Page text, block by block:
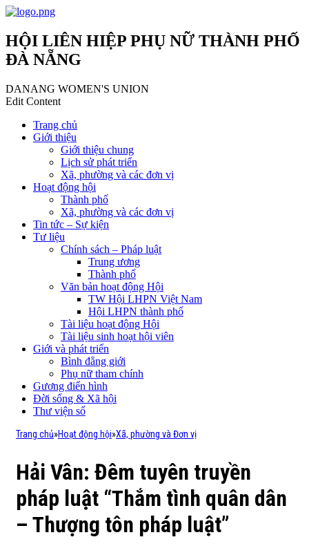
HỘI LIÊN HIỆP PHỤ NỮ THÀNH PHỐ
ĐÀ NẴNG
DANANG WOMEN'S UNION
Edit Content
Trang chủ
Giới thiệu
Giới thiệu chung
Lịch sử phát triển
Xã, phường và các đơn vị
Hoạt động hội
Thành phố
Xã, phường và các đơn vị
Tin tức – Sự kiện
Tư liệu
Chính sách – Pháp luật
Trung ương
Thành phố
Văn bản hoạt động Hội
TW Hội LHPN Việt Nam
Hội LHPN thành phố
Tài liệu hoạt động Hội
Tài liệu sinh hoạt hội viên
Giới và phát triển
Bình đẳng giới
Phụ nữ tham chính
Gương điển hình
Đời sống & Xã hội
Thư viện số
Trang chủ»Hoạt động hội»Xã, phường và Đơn vị
Hải Vân: Đêm tuyên truyền
pháp luật “Thắm tình quân dân
– Thượng tôn pháp luật”